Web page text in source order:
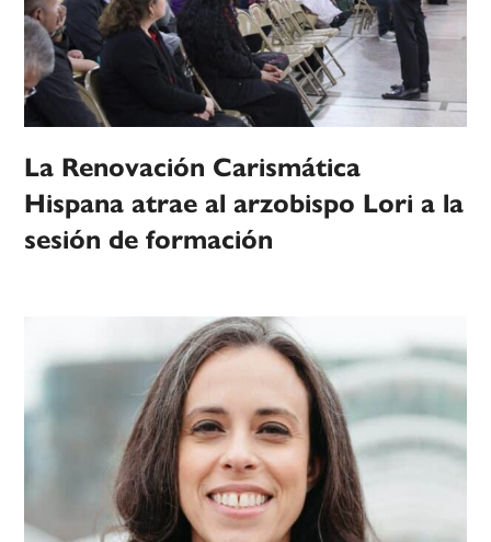
La Renovación Carismática
Hispana atrae al arzobispo Lori a la
sesión de formación